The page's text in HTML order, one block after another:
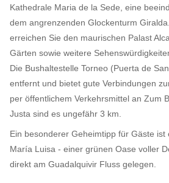
Kathedrale Maria de la Sede, eine
dem angrenzenden Glockenturm
erreichen Sie den maurischen Palast
Gärten sowie weitere
Die Bushaltestelle Torneo (Puerta de
entfernt und bietet gute Verbindungen
per öffentlichem Verkehrsmittel an Zum
Justa sind es ungefähr 3 km.
Ein besonderer Geheimtipp für Gäste ist
María Luisa - einer grünen Oase voller
direkt am Guadalquivir Fluss gelegen.